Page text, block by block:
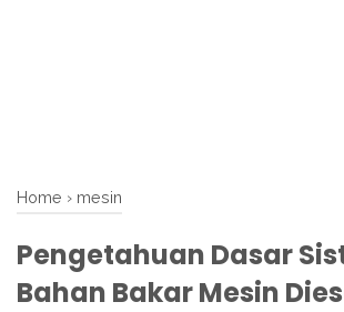
Home › mesin
Pengetahuan Dasar
Bahan Bakar Mesin